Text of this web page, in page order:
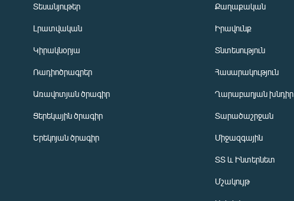
Տեսանյութեր
Լրատվական
Կիրակնօրյա
Ռադիոծրագրեր
Առավոտյան ծրագիր
Ցերեկային ծրագիր
Երեկոյան ծրագիր
Քաղաքական
Իրավունք
Տնտեսություն
Հասարակություն
Ղարաբաղյան խնդիր
Տարածաշրջան
Միջազգային
ՏՏ և Ինտերնետ
Մշակույթ